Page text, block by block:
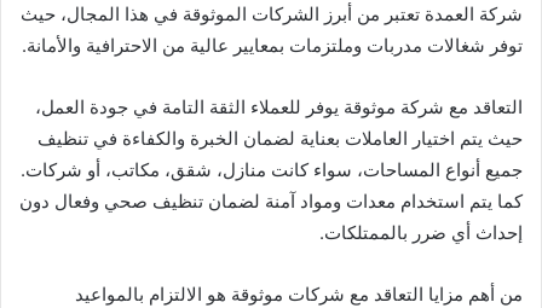
شركة العمدة تعتبر من أبرز الشركات الموثوقة في هذا المجال، حيث
توفر شغالات مدربات وملتزمات بمعايير عالية من الاحترافية والأمانة.
التعاقد مع شركة موثوقة يوفر للعملاء الثقة التامة في جودة العمل،
حيث يتم اختيار العاملات بعناية لضمان الخبرة والكفاءة في تنظيف
جميع أنواع المساحات، سواء كانت منازل، شقق، مكاتب، أو شركات.
كما يتم استخدام معدات ومواد آمنة لضمان تنظيف صحي وفعال دون
إحداث أي ضرر بالممتلكات.
من أهم مزايا التعاقد مع شركات موثوقة هو الالتزام بالمواعيد